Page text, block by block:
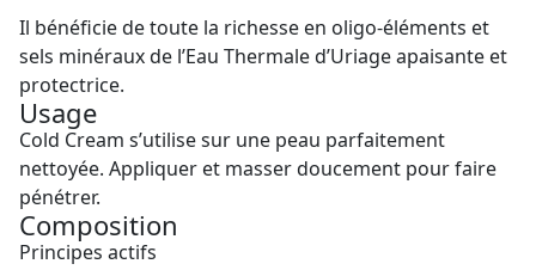
Il bénéficie de toute la richesse en oligo-éléments et
sels minéraux de l’Eau Thermale d’Uriage apaisante et
protectrice.
Usage
Cold Cream s’utilise sur une peau parfaitement
nettoyée. Appliquer et masser doucement pour faire
pénétrer.
Composition
Principes actifs